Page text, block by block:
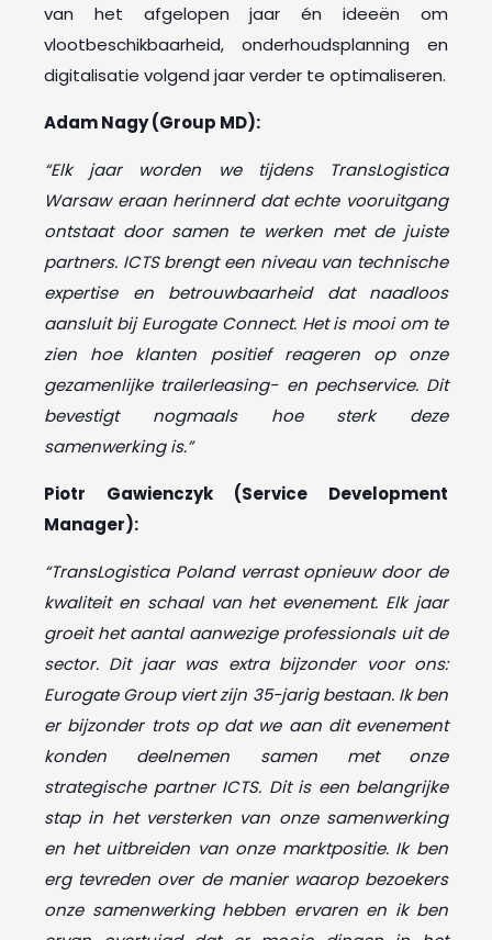
van het afgelopen jaar én ideeën om
vlootbeschikbaarheid, onderhoudsplanning en
digitalisatie volgend jaar verder te optimaliseren.
Adam Nagy (Group MD):
“Elk jaar worden we tijdens TransLogistica
Warsaw eraan herinnerd dat echte vooruitgang
ontstaat door samen te werken met de juiste
partners. ICTS brengt een niveau van technische
expertise en betrouwbaarheid dat naadloos
aansluit bij Eurogate Connect. Het is mooi om te
zien hoe klanten positief reageren op onze
gezamenlijke trailerleasing- en pechservice. Dit
bevestigt nogmaals hoe sterk deze
samenwerking is.”
Piotr Gawienczyk (Service Development
Manager):
“TransLogistica Poland verrast opnieuw door de
kwaliteit en schaal van het evenement. Elk jaar
groeit het aantal aanwezige professionals uit de
sector. Dit jaar was extra bijzonder voor ons:
Eurogate Group viert zijn 35-jarig bestaan. Ik ben
er bijzonder trots op dat we aan dit evenement
konden deelnemen samen met onze
strategische partner ICTS. Dit is een belangrijke
stap in het versterken van onze samenwerking
en het uitbreiden van onze marktpositie. Ik ben
erg tevreden over de manier waarop bezoekers
onze samenwerking hebben ervaren en ik ben